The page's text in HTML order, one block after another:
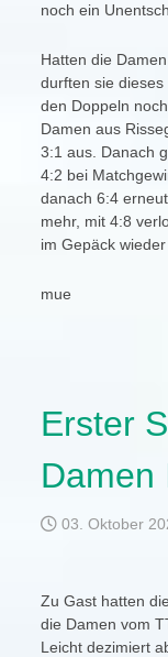
noch ein
Hatten die
durften sie
den Doppeln
Damen aus
3:1 aus. Danach
4:2 bei
danach 6:4
mehr, mit 4:8
im Gepäck wieder
mue
Erster
Damen
03. Oktober
Zu Gast hatten
die Damen vom
Leicht dezimiert